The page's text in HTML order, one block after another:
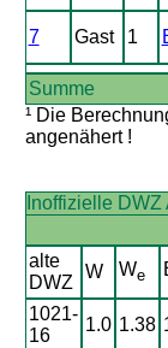
7 Gast 1
Summe
¹ Die
angenähert !
Inoffizielle
alte
DWZ
W We
1021-
16
1.0 1.38